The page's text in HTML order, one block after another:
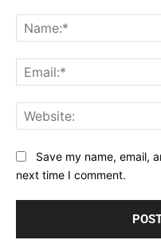
Save my name, email,
next time I comment.